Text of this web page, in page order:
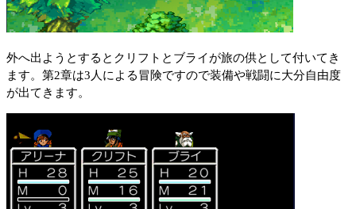
外へ出ようとするとクリフトとブライが旅の供として付いてき
ます。第2章は3人による冒険ですので装備や戦闘に大分自由度
が出てきます。